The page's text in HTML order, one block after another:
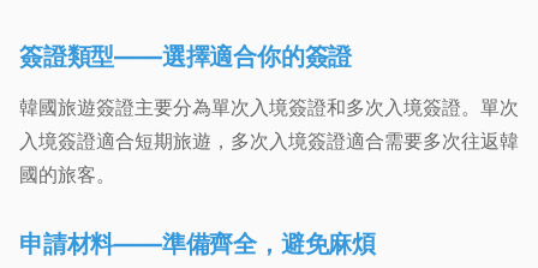
簽證類型——選擇適合你的簽證
韓國旅遊簽證主要分為單次入境簽證和多次入境簽證。單次
入境簽證適合短期旅遊，多次入境簽證適合需要多次往返韓
國的旅客。
申請材料——準備齊全，避免麻煩